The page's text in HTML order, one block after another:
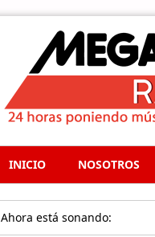
INICIO NOSOTROS
Ahora está sonando: